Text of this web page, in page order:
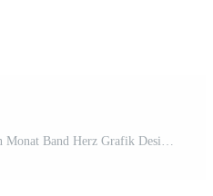
mental Gesundheit Bewusstsein Monat Band Herz Grafik Design Unterstützung Kostenloser Vektor